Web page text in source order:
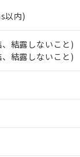
以内)
結露しないこと)
結露しないこと)
、"個人情報の共同
ドすることがで
含有証明書
準）
を証明するもの
ステル類４物質
を記載しており